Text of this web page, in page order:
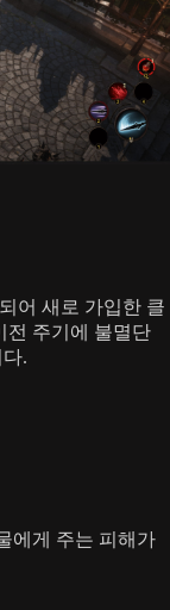
어 새로 가입한 클
전 주기에 불멸단
.
에게 주는 피해가